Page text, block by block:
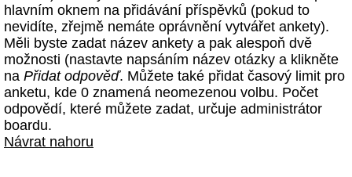
hlavním oknem na přidávání příspěvků (pokud to
nevidíte, zřejmě nemáte oprávnění vytvářet ankety).
Měli byste zadat název ankety a pak alespoň dvě
možnosti (nastavte napsáním název otázky a klikněte
na Přidat odpověď. Můžete také přidat časový limit pro
anketu, kde 0 znamená neomezenou volbu. Počet
odpovědí, které můžete zadat, určuje administrátor
boardu.
Návrat nahoru